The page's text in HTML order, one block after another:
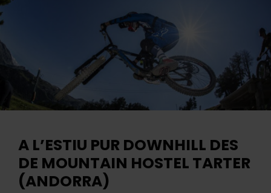
A L’ESTIU PUR DOWNHILL DES
DE MOUNTAIN HOSTEL TARTER
(ANDORRA)